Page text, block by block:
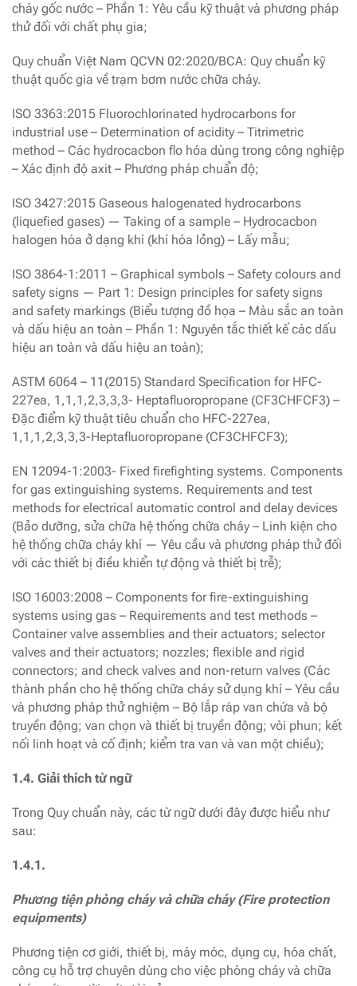
cháy gốc nước – Phần 1: Yêu cầu kỹ thuật và phương pháp
thử đối với chất phụ gia;
Quy chuẩn Việt Nam QCVN 02:2020/BCA: Quy chuẩn kỹ
thuật quốc gia về trạm bơm nước chữa cháy.
ISO 3363:2015 Fluorochlorinated hydrocarbons for
industrial use – Determination of acidity – Titrimetric
method – Các hydrocacbon flo hóa dùng trong công nghiệp
– Xác định độ axit – Phương pháp chuẩn độ;
ISO 3427:2015 Gaseous halogenated hydrocarbons
(liquefied gases) — Taking of a sample – Hydrocacbon
halogen hóa ở dạng khí (khí hóa lỏng) – Lấy mẫu;
ISO 3864-1:2011 – Graphical symbols – Safety colours and
safety signs — Part 1: Design principles for safety signs
and safety markings (Biểu tượng đồ họa – Màu sắc an toàn
và dấu hiệu an toàn – Phần 1: Nguyên tắc thiết kế các dấu
hiệu an toàn và dấu hiệu an toàn);
ASTM 6064 – 11(2015) Standard Specification for HFC-
227ea, 1,1,1,2,3,3,3- Heptafluoropropane (CF3CHFCF3) –
Đặc điểm kỹ thuật tiêu chuẩn cho HFC-227ea,
1,1,1,2,3,3,3-Heptafluoropropane (CF3CHFCF3);
EN 12094-1:2003- Fixed firefighting systems. Components
for gas extinguishing systems. Requirements and test
methods for electrical automatic control and delay devices
(Bảo dưỡng, sửa chữa hệ thống chữa cháy – Linh kiện cho
hệ thống chữa cháy khí — Yêu cầu và phương pháp thử đối
với các thiết bị điều khiển tự động và thiết bị trễ);
ISO 16003:2008 – Components for fire-extinguishing
systems using gas – Requirements and test methods –
Container valve assemblies and their actuators; selector
valves and their actuators; nozzles; flexible and rigid
connectors; and check valves and non-return valves (Các
thành phần cho hệ thống chữa cháy sử dụng khí – Yêu cầu
và phương pháp thử nghiệm – Bộ lắp ráp van chứa và bộ
truyền động; van chọn và thiết bị truyền động; vòi phun; kết
nối linh hoạt và cố định; kiểm tra van và van một chiều);
1.4. Giải thích từ ngữ
Trong Quy chuẩn này, các từ ngữ dưới đây được hiểu như
sau:
1.4.1.
Phương tiện phòng cháy và chữa cháy (Fire protection
equipments)
Phương tiện cơ giới, thiết bị, máy móc, dụng cụ, hóa chất,
công cụ hỗ trợ chuyên dùng cho việc phòng cháy và chữa